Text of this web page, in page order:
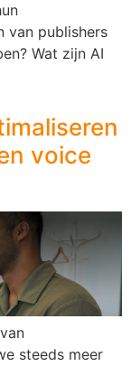
van publishers
Wat zijn AI
voice
steeds meer